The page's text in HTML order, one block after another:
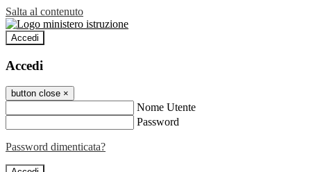
Salta al contenuto
Accedi
Accedi
button close ×
Nome Utente
Password
Password dimenticata?